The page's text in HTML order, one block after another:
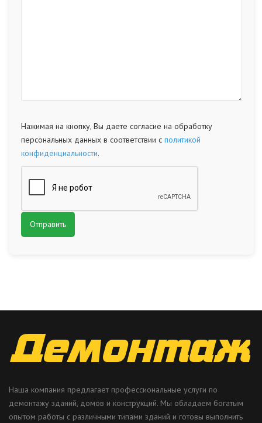
Нажимая на кнопку, Вы даете согласие на обработку
персональных данных в соответствии с политикой
конфиденциальности.
Наша компания предлагает профессиональные услуги по
демонтажу зданий, домов и конструкций. Мы обладаем богатым
опытом работы с различными типами зданий и готовы выполнить